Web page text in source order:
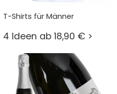
T-Shirts für Männer
4 Ideen ab 18,90 € >